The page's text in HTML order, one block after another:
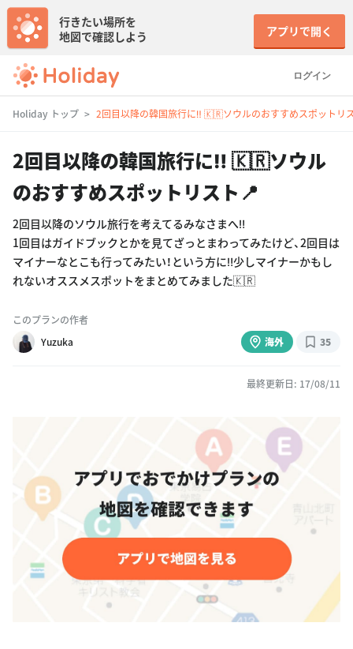
ログイン
行きたい場所を
地図で確認しよう
アプリで開く
Holiday トップ 2回目以降の韓国旅行に‼︎ 🇰🇷ソウルのおすすめスポットリ
2回目以降の韓国旅行に‼︎ 🇰🇷ソウル
のおすすめスポットリスト📍
2回目以降のソウル旅行を考えてるみなさまへ‼︎
1回目はガイドブックとかを見てざっとまわってみたけど、2回目は
マイナーなとこも行ってみたい！という方に‼︎少しマイナーかもし
れないオススメスポットをまとめてみました🇰🇷
このプランの作者
Yuzuka
海外 35
最終更新日: 17/08/11